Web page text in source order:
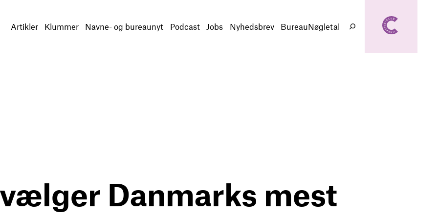
Artikler Klummer Navne- og bureaunyt Podcast Jobs Nyhedsbrev BureauNøgletal
Søg
Danmarks mest